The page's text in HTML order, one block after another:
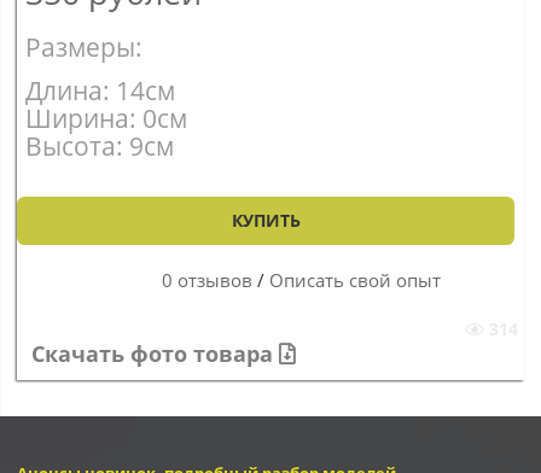
Размеры:
Длина: 14см
Ширина: 0см
Высота: 9см
КУПИТЬ
0 отзывов / Описать свой опыт
Скачать фото товара